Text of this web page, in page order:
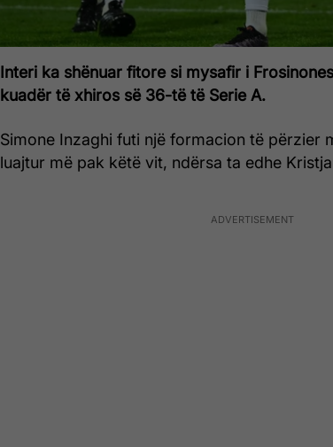
Interi ka shënuar fitore si mysafir i
kuadër të xhiros së 36-të të Serie A.
Simone Inzaghi futi një formacion të përzier
luajtur më pak këtë vit, ndërsa ta edhe